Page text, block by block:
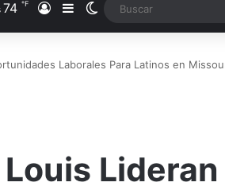
74 ℉ AccesoBarra lateral
Switch skin
Laborales Para Latinos en